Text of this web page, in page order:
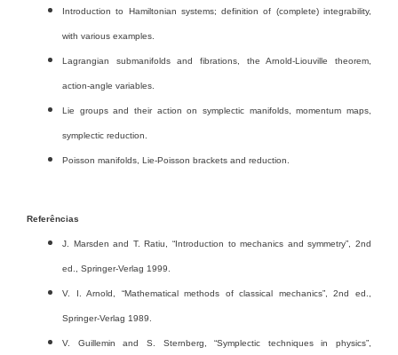
Introduction to Hamiltonian systems; definition of (complete) integrability,
with various examples.
Lagrangian submanifolds and fibrations, the Arnold-Liouville theorem,
action-angle variables.
Lie groups and their action on symplectic manifolds, momentum maps,
symplectic reduction.
Poisson manifolds, Lie-Poisson brackets and reduction.
Referências
J. Marsden and T. Ratiu, “Introduction to mechanics and symmetry”, 2nd
ed., Springer-Verlag 1999.
V. I. Arnold, “Mathematical methods of classical mechanics”, 2nd ed.,
Springer-Verlag 1989.
V. Guillemin and S. Sternberg, “Symplectic techniques in physics”,